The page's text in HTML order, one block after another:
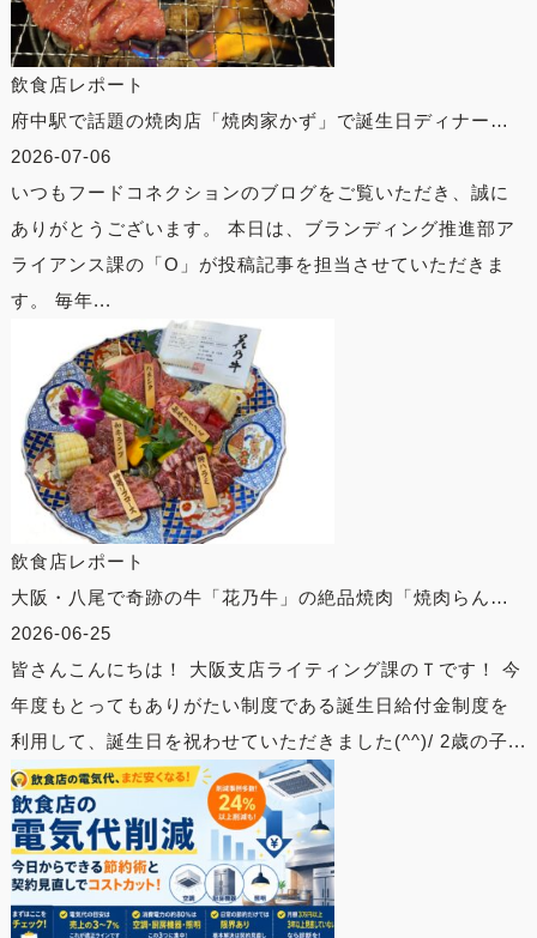
飲食店レポート
府中駅で話題の焼肉店「焼肉家かず」で誕生日ディナー…
2026-07-06
いつもフードコネクションのブログをご覧いただき、誠に
ありがとうございます。 本日は、ブランディング推進部ア
ライアンス課の「O」が投稿記事を担当させていただきま
す。 毎年...
飲食店レポート
大阪・八尾で奇跡の牛「花乃牛」の絶品焼肉「焼肉らん…
2026-06-25
皆さんこんにちは！ 大阪支店ライティング課のＴです！ 今
年度もとってもありがたい制度である誕生日給付金制度を
利用して、誕生日を祝わせていただきました(^^)/ 2歳の子...